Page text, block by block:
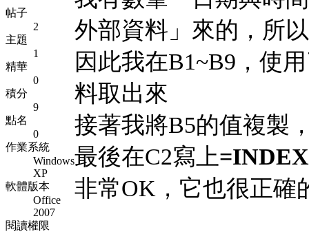
帖子
2
主題
1
精華
0
積分
9
點名
0
作業系統
Windows
XP
軟體版本
Office
2007
閱讀權限
外部資料」來的，所
因此我在B1~B9，使
料取出來
接著我將B5的值複製
最後在C2寫上
非常OK，它也很正確